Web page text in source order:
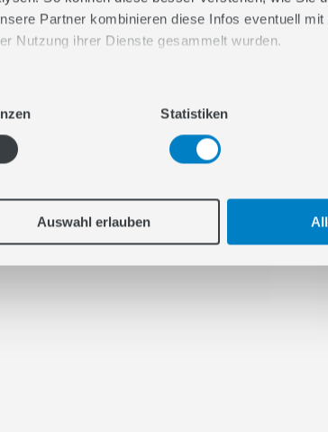
Partner kombinieren diese Infos eventuell
Nutzung ihrer Dienste gesammelt wurden.
Statistiken
Auswahl erlauben
Agentur analysieren und
wir Ihre Leistung in KI-
dafür, dass Ihre Marke jetzt
in Zukunft genannt wird.